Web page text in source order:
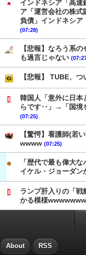
インドネシア「高速
ア「運営会社の株式
負債」インドネシ
(07:28)
【悲報】なろう系
も過言じゃない
【悲報】 TUBE、
韓国人「意外に日本
らです‥」→「国境
(07:25)
【驚愕】看護師(若
wwww (07:25)
「歴代で最も偉大
イケル・ジョーダン
ランプ肝入りの「
かる模様wwwwwww
About RSS